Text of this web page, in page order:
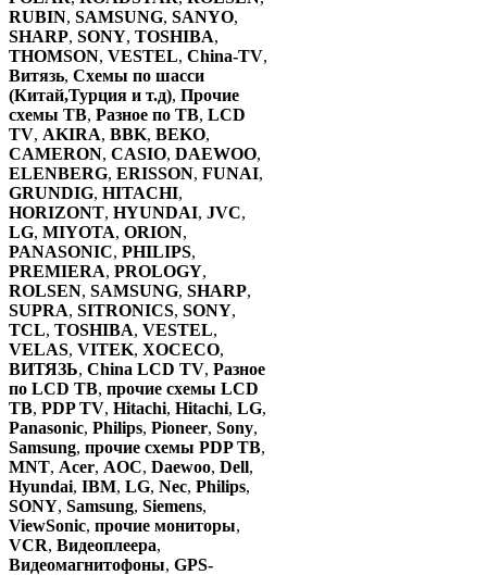
RUBIN, SAMSUNG, SANYO,
SHARP, SONY, TOSHIBA,
THOMSON, VESTEL, China-TV,
Витязь, Схемы по шасси
(Китай,Турция и т.д), Прочие
схемы ТВ, Разное по ТВ, LCD
TV, AKIRA, BBK, BEKO,
CAMERON, CASIO, DAEWOO,
ELENBERG, ERISSON, FUNAI,
GRUNDIG, HITACHI,
HORIZONT, HYUNDAI, JVC,
LG, MIYOTA, ORION,
PANASONIC, PHILIPS,
PREMIERA, PROLOGY,
ROLSEN, SAMSUNG, SHARP,
SUPRA, SITRONICS, SONY,
TCL, TOSHIBA, VESTEL,
VELAS, VITEK, XOCECO,
ВИТЯЗЬ, China LCD TV, Разное
по LCD ТВ, прочие схемы LCD
ТВ, PDP TV, Hitachi, Hitachi, LG,
Panasonic, Philips, Pioneer, Sony,
Samsung, прочие схемы PDP ТВ,
MNT, Acer, AOC, Daewoo, Dell,
Hyundai, IBM, LG, Nec, Philips,
SONY, Samsung, Siemens,
ViewSonic, прочие мониторы,
VCR, Видеоплеера,
Видеомагнитофоны, GPS-